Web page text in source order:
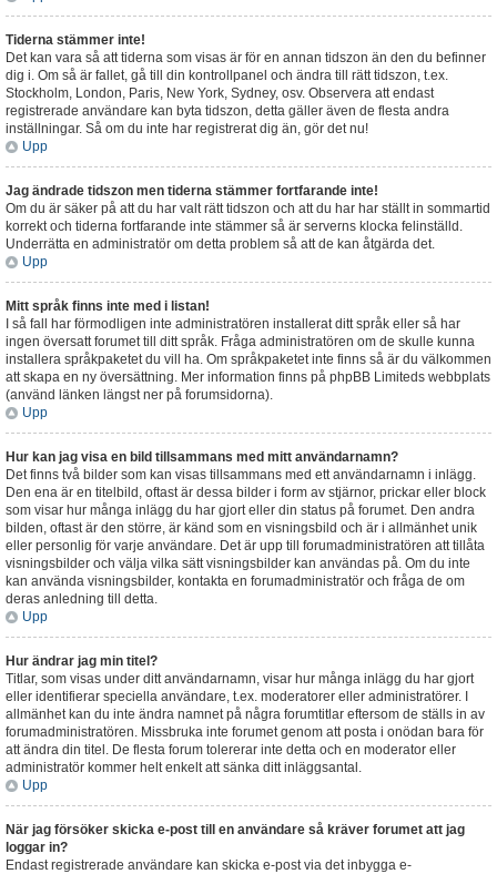
Tiderna stämmer inte!
Det kan vara så att tiderna som visas är för en annan tidszon än den du befinner
dig i. Om så är fallet, gå till din kontrollpanel och ändra till rätt tidszon, t.ex.
Stockholm, London, Paris, New York, Sydney, osv. Observera att endast
registrerade användare kan byta tidszon, detta gäller även de flesta andra
inställningar. Så om du inte har registrerat dig än, gör det nu!
Upp
Jag ändrade tidszon men tiderna stämmer fortfarande inte!
Om du är säker på att du har valt rätt tidszon och att du har har ställt in sommartid
korrekt och tiderna fortfarande inte stämmer så är serverns klocka felinställd.
Underrätta en administratör om detta problem så att de kan åtgärda det.
Upp
Mitt språk finns inte med i listan!
I så fall har förmodligen inte administratören installerat ditt språk eller så har
ingen översatt forumet till ditt språk. Fråga administratören om de skulle kunna
installera språkpaketet du vill ha. Om språkpaketet inte finns så är du välkommen
att skapa en ny översättning. Mer information finns på phpBB Limiteds webbplats
(använd länken längst ner på forumsidorna).
Upp
Hur kan jag visa en bild tillsammans med mitt användarnamn?
Det finns två bilder som kan visas tillsammans med ett användarnamn i inlägg.
Den ena är en titelbild, oftast är dessa bilder i form av stjärnor, prickar eller block
som visar hur många inlägg du har gjort eller din status på forumet. Den andra
bilden, oftast är den större, är känd som en visningsbild och är i allmänhet unik
eller personlig för varje användare. Det är upp till forumadministratören att tillåta
visningsbilder och välja vilka sätt visningsbilder kan användas på. Om du inte
kan använda visningsbilder, kontakta en forumadministratör och fråga de om
deras anledning till detta.
Upp
Hur ändrar jag min titel?
Titlar, som visas under ditt användarnamn, visar hur många inlägg du har gjort
eller identifierar speciella användare, t.ex. moderatorer eller administratörer. I
allmänhet kan du inte ändra namnet på några forumtitlar eftersom de ställs in av
forumadministratören. Missbruka inte forumet genom att posta i onödan bara för
att ändra din titel. De flesta forum tolererar inte detta och en moderator eller
administratör kommer helt enkelt att sänka ditt inläggsantal.
Upp
När jag försöker skicka e-post till en användare så kräver forumet att jag
loggar in?
Endast registrerade användare kan skicka e-post via det inbygga e-